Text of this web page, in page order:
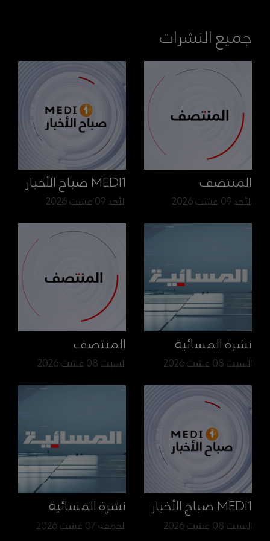
جميع النشرات
المنتصف
الأحد 09 غشت 2026
MEDI1 صباح الأخبار
الأحد 09 غشت 2026
نشرة المسائية
السبت 08 غشت 2026
المنتصف
السبت 08 غشت 2026
MEDI1 صباح الأخبار
السبت 08 غشت 2026
نشرة المسائية
الجمعة 07 غشت 2026